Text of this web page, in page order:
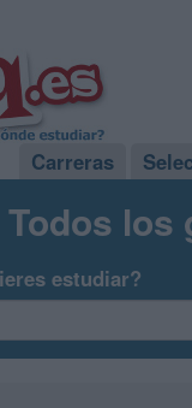
Carreras
Todos los
estudiar?